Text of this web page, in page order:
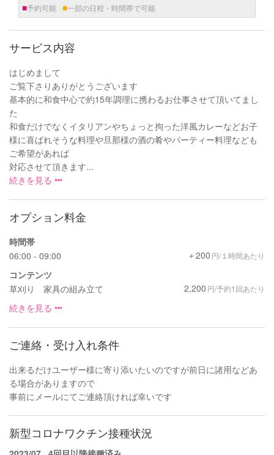
■予約可能 ■一部の日程・時間帯で可能
サービス内容
はじめまして
ご覧下さりありがとうございます
基本的に和食中心で約15年調理に携わるお仕事させて頂いてまし
た
和食だけでなくイタリアンやちょっと拘った洋風カレーなどお子
様に喜ばれそうな料理や旦那様の酒の肴やパーティー料理なども
ご希望があれば
対応させて頂きます...
続きを見る
オプション料金
時間帯
06:00 - 09:00
＋200 円/１時間あたり
コンテンツ
草刈り 家具の組み立て
2,200 円/予約1回あたり
続きを見る
ご連絡・受け入れ条件
出来るだけユーザー様に寄り添いたいのですが前日に諸用などあ
る場合がありますので
事前にメールにてご連絡頂ければ幸いです
新型コロナワクチン接種状況